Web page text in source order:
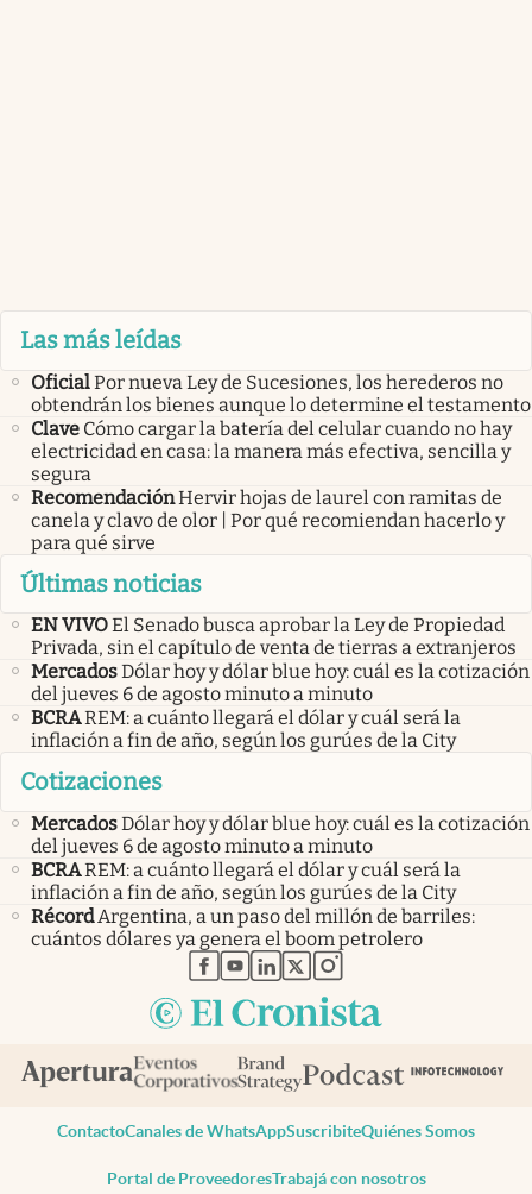
Las más leídas
OficialPor nueva Ley de Sucesiones, los herederos no
obtendrán los bienes aunque lo determine el testamento
Clave Cómo cargar la batería del celular cuando no hay
electricidad en casa: la manera más efectiva, sencilla y
segura
RecomendaciónHervir hojas de laurel con ramitas de
canela y clavo de olor | Por qué recomiendan hacerlo y
para qué sirve
Últimas noticias
EN VIVOEl Senado busca aprobar la Ley de Propiedad
Privada, sin el capítulo de venta de tierras a extranjeros
MercadosDólar hoy y dólar blue hoy: cuál es la cotización
del jueves 6 de agosto minuto a minuto
BCRAREM: a cuánto llegará el dólar y cuál será la
inflación a fin de año, según los gurúes de la City
Cotizaciones
MercadosDólar hoy y dólar blue hoy: cuál es la cotización
del jueves 6 de agosto minuto a minuto
BCRAREM: a cuánto llegará el dólar y cuál será la
inflación a fin de año, según los gurúes de la City
Récord Argentina, a un paso del millón de barriles:
cuántos dólares ya genera el boom petrolero
abre en nueva pestaña
abre en nueva pestaña
abre en nueva pestaña
abre en nueva pestaña
abre en nueva pestaña
ContactoCanales de WhatsAppSuscribiteQuiénes Somos
Portal de ProveedoresTrabajá con nosotros